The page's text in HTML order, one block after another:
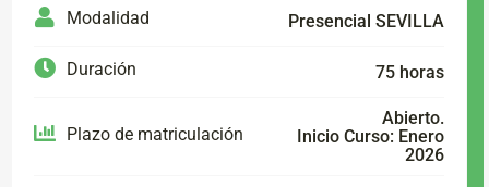
Modalidad Presencial SEVILLA
Duración 75 horas
Plazo de matriculación
Abierto.
Inicio Curso: Enero
2026